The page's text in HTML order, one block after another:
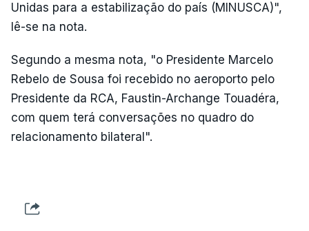
Unidas para a estabilização do país (MINUSCA)",
lê-se na nota.
Segundo a mesma nota, "o Presidente Marcelo
Rebelo de Sousa foi recebido no aeroporto pelo
Presidente da RCA, Faustin-Archange Touadéra,
com quem terá conversações no quadro do
relacionamento bilateral".